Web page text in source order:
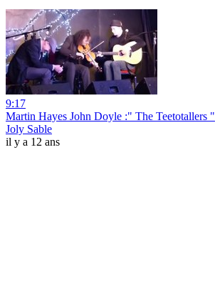
9:17
Martin Hayes John Doyle :" The Teetotallers "
Joly Sable
il y a 12 ans